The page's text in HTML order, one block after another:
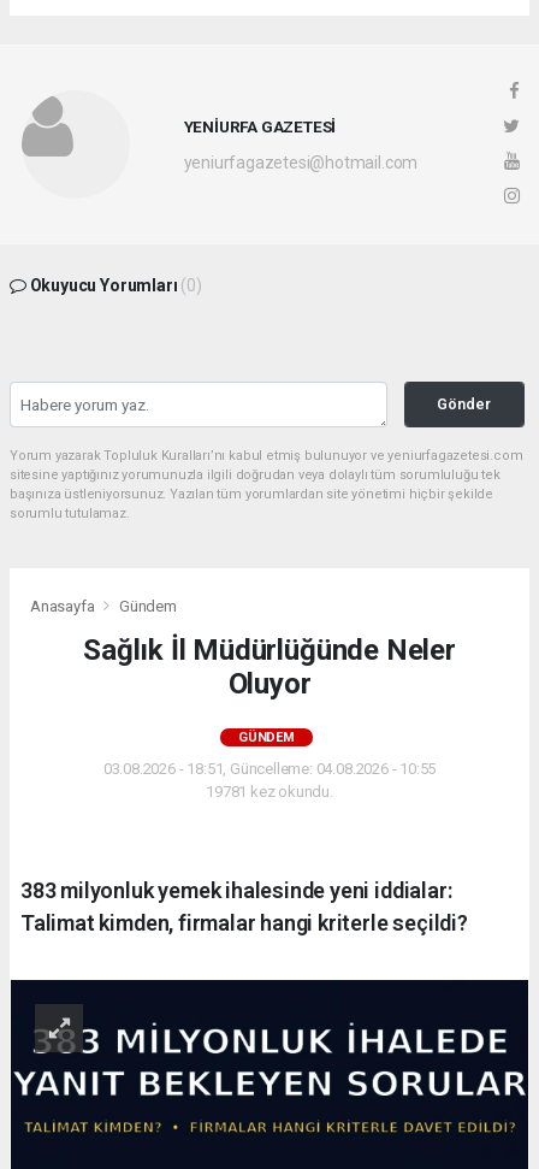
YENİURFA GAZETESİ
yeniurfagazetesi@hotmail.com
Okuyucu Yorumları (0)
Gönder
Yorum yazarak Topluluk Kuralları’nı kabul etmiş bulunuyor ve yeniurfagazetesi.com
sitesine yaptığınız yorumunuzla ilgili doğrudan veya dolaylı tüm sorumluluğu tek
başınıza üstleniyorsunuz. Yazılan tüm yorumlardan site yönetimi hiçbir şekilde
sorumlu tutulamaz.
Anasayfa Gündem
Sağlık İl Müdürlüğünde Neler
Oluyor
GÜNDEM
03.08.2026 - 18:51, Güncelleme: 04.08.2026 - 10:55
19781 kez okundu.
383 milyonluk yemek ihalesinde yeni iddialar:
Talimat kimden, firmalar hangi kriterle seçildi?